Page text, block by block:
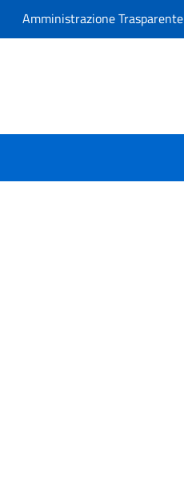
Amministrazione Trasparente